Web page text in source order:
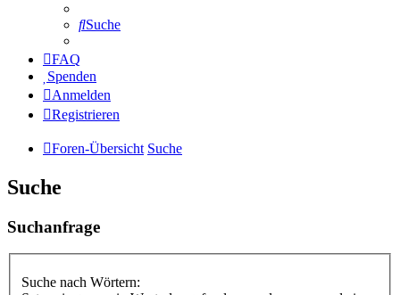
Suche
FAQ
Spenden
Anmelden
Registrieren
Foren-Übersicht Suche
Suche
Suchanfrage
Suche nach Wörtern: